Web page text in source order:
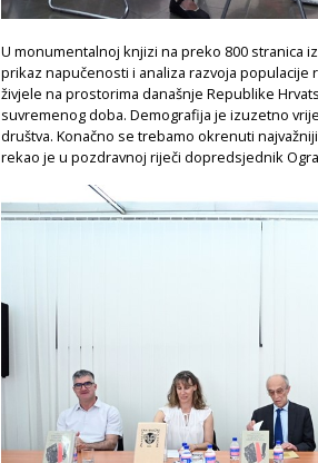
U monumentalnoj knjizi na preko 800 stranica
prikaz napučenosti i analiza razvoja
živjele na prostorima današnje Republike
suvremenog doba. Demografija je izuzetno
društva. Konačno se trebamo okrenuti
rekao je u pozdravnoj riječi dopredsjednik